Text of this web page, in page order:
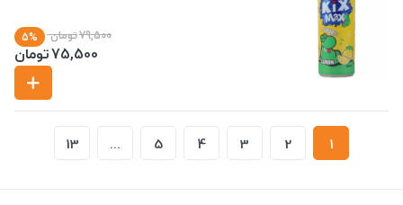
79,500تومان 5%
75,500تومان
1
2
3
4
5
...
13